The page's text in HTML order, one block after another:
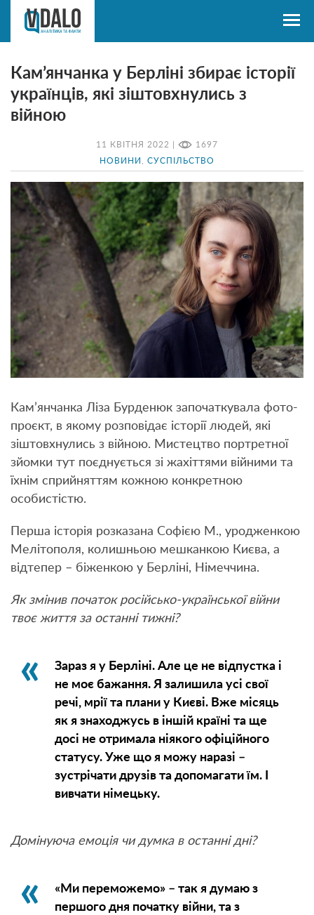
11 КВІТНЯ 2022 | 1697
НОВИНИ СУСПІЛЬСТВО
Кам’янчанка у Берліні збирає історії
українців, які зіштовхнулись з
війною
Кам’янчанка Ліза Бурденюк започаткувала фото-
проєкт, в якому розповідає історії людей, які
зіштовхнулись з війною. Мистецтво портретної
зйомки тут поєднується зі жахіттями війними та
їхнім сприйняттям кожною конкретною
особистістю.
Перша історія розказана Cофією М., уродженкою
Мелітополя, колишньою мешканкою Києва, а
відтепер – біженкою у Берліні, Німеччина.
Як змінив початок російсько-української війни
твоє життя за останні тижні?
Зараз я у Берліні. Але це не відпустка і
не моє бажання. Я залишила усі свої
речі, мрії та плани у Києві. Вже місяць
як я знаходжусь в іншій країні та ще
досі не отримала ніякого офіційного
статусу. Уже що я можу наразі –
зустрічати друзів та допомагати їм. І
вивчати німецьку.
Домінуюча емоція чи думка в останні дні?
«Ми переможемо» – так я думаю з
першого дня початку війни, та з